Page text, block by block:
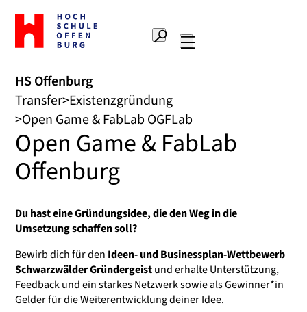
Zur
Startseite
Hochschule
Suche
HS Offenburg
Transfer Existenzgründung
Open Game & FabLab OGFLab
Open Game & FabLab
Offenburg
Du hast eine Gründungsidee, die den Weg in die
Umsetzung schaffen soll?
Bewirb dich für den Ideen- und Businessplan-Wettbewerb
Schwarzwälder Gründergeistund erhalte Unterstützung,
Feedback und ein starkes Netzwerk sowie als Gewinner*in
Gelder für die Weiterentwicklung deiner Idee.